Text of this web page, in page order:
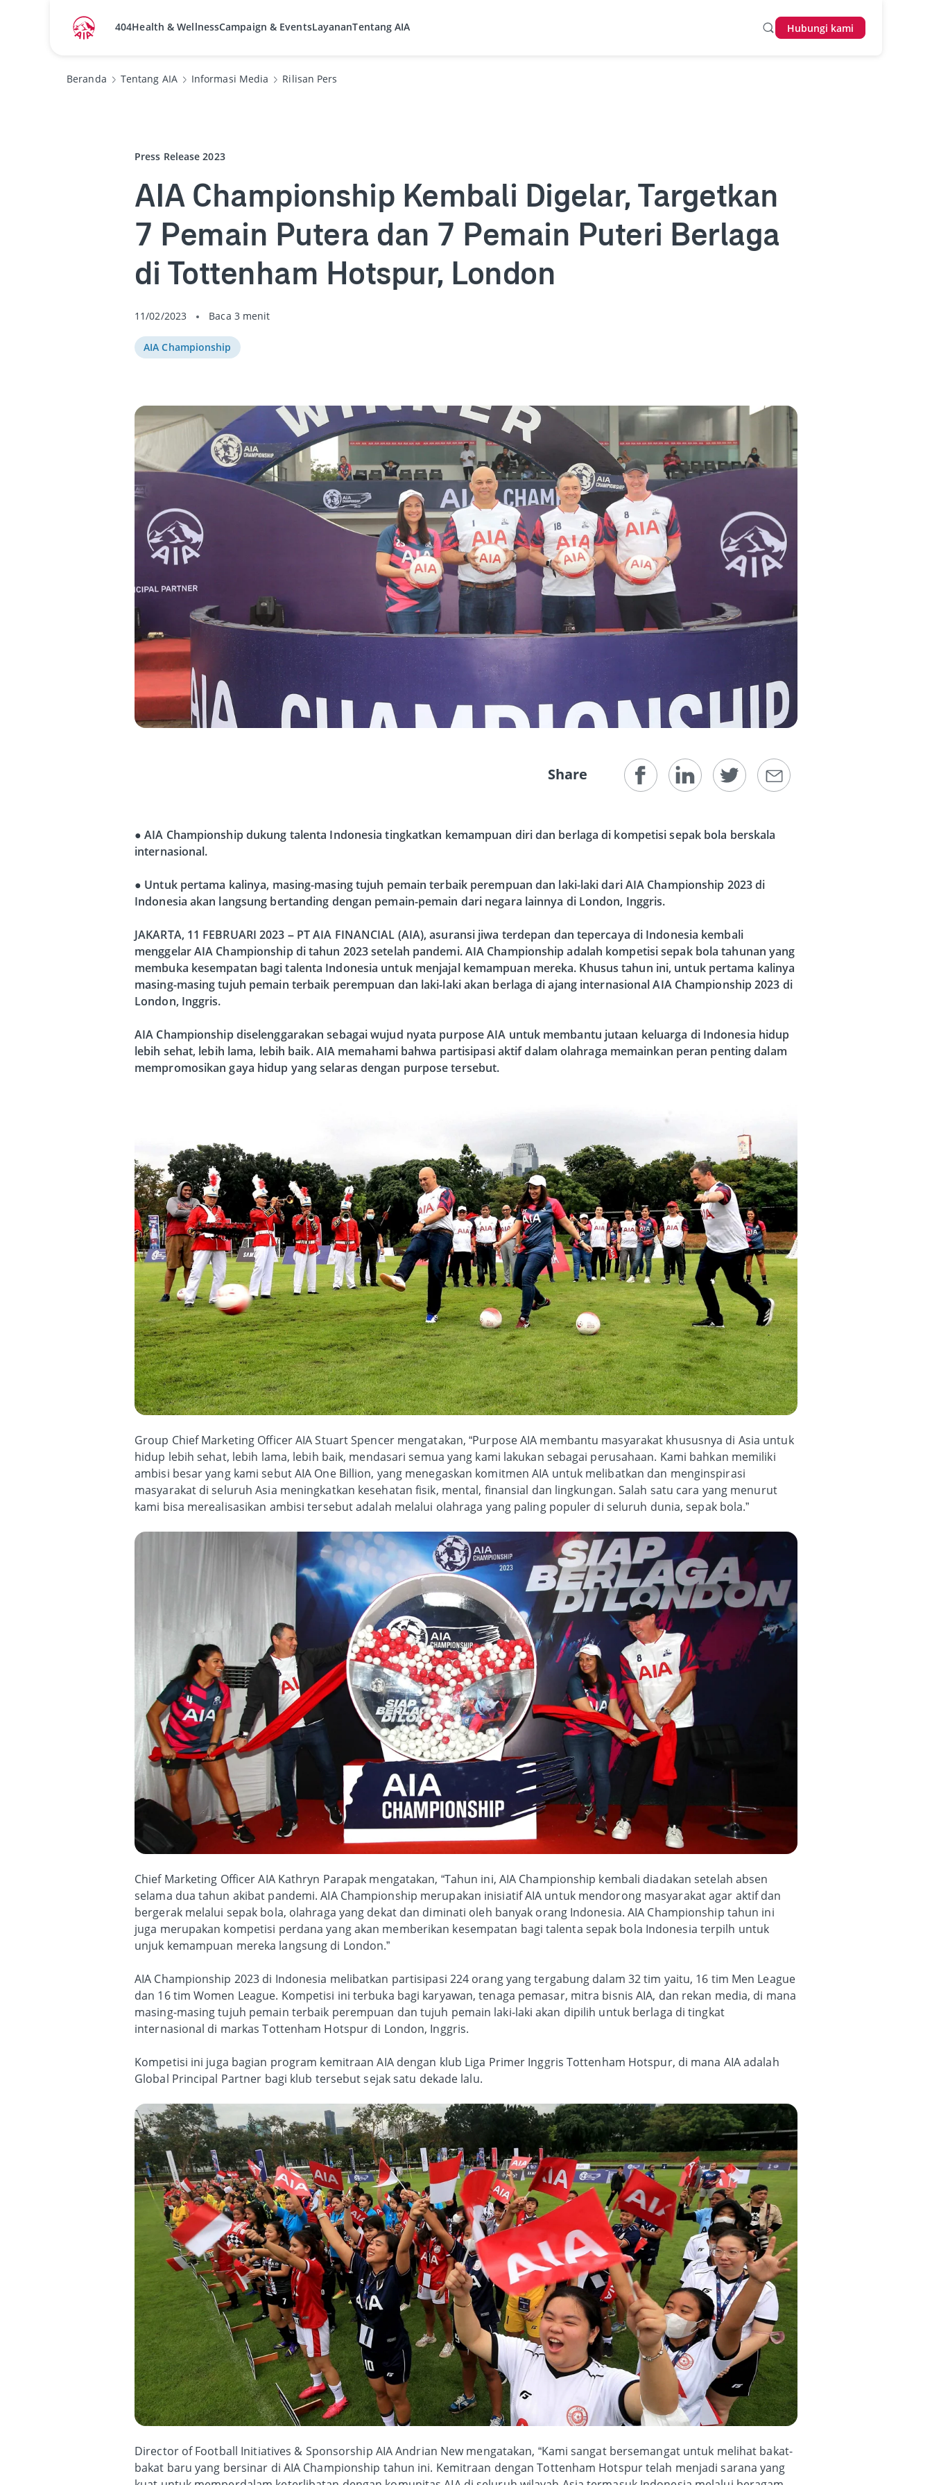
404Health & WellnessCampaign & EventsLayananTentang AIA Hubungi kami
Beranda Tentang AIA Informasi Media Rilisan Pers
Press Release 2023
AIA Championship Kembali Digelar, Targetkan
7 Pemain Putera dan 7 Pemain Puteri Berlaga
di Tottenham Hotspur, London
11/02/2023 Baca 3 menit
AIA Championship
Share
● AIA Championship dukung talenta Indonesia tingkatkan kemampuan diri dan berlaga di kompetisi sepak bola berskala
internasional.
● Untuk pertama kalinya, masing-masing tujuh pemain terbaik perempuan dan laki-laki dari AIA Championship 2023 di
Indonesia akan langsung bertanding dengan pemain-pemain dari negara lainnya di London, Inggris.
JAKARTA, 11 FEBRUARI 2023 – PT AIA FINANCIAL (AIA), asuransi jiwa terdepan dan tepercaya di Indonesia kembali
menggelar AIA Championship di tahun 2023 setelah pandemi. AIA Championship adalah kompetisi sepak bola tahunan yang
membuka kesempatan bagi talenta Indonesia untuk menjajal kemampuan mereka. Khusus tahun ini, untuk pertama kalinya
masing-masing tujuh pemain terbaik perempuan dan laki-laki akan berlaga di ajang internasional AIA Championship 2023 di
London, Inggris.
AIA Championship diselenggarakan sebagai wujud nyata purpose AIA untuk membantu jutaan keluarga di Indonesia hidup
lebih sehat, lebih lama, lebih baik. AIA memahami bahwa partisipasi aktif dalam olahraga memainkan peran penting dalam
mempromosikan gaya hidup yang selaras dengan purpose tersebut.
Group Chief Marketing Officer AIA Stuart Spencer mengatakan, “Purpose AIA membantu masyarakat khususnya di Asia untuk
hidup lebih sehat, lebih lama, lebih baik, mendasari semua yang kami lakukan sebagai perusahaan. Kami bahkan memiliki
ambisi besar yang kami sebut AIA One Billion, yang menegaskan komitmen AIA untuk melibatkan dan menginspirasi
masyarakat di seluruh Asia meningkatkan kesehatan fisik, mental, finansial dan lingkungan. Salah satu cara yang menurut
kami bisa merealisasikan ambisi tersebut adalah melalui olahraga yang paling populer di seluruh dunia, sepak bola.”
Chief Marketing Officer AIA Kathryn Parapak mengatakan, “Tahun ini, AIA Championship kembali diadakan setelah absen
selama dua tahun akibat pandemi. AIA Championship merupakan inisiatif AIA untuk mendorong masyarakat agar aktif dan
bergerak melalui sepak bola, olahraga yang dekat dan diminati oleh banyak orang Indonesia. AIA Championship tahun ini
juga merupakan kompetisi perdana yang akan memberikan kesempatan bagi talenta sepak bola Indonesia terpilh untuk
unjuk kemampuan mereka langsung di London.”
AIA Championship 2023 di Indonesia melibatkan partisipasi 224 orang yang tergabung dalam 32 tim yaitu, 16 tim Men League
dan 16 tim Women League. Kompetisi ini terbuka bagi karyawan, tenaga pemasar, mitra bisnis AIA, dan rekan media, di mana
masing-masing tujuh pemain terbaik perempuan dan tujuh pemain laki-laki akan dipilih untuk berlaga di tingkat
internasional di markas Tottenham Hotspur di London, Inggris.
Kompetisi ini juga bagian program kemitraan AIA dengan klub Liga Primer Inggris Tottenham Hotspur, di mana AIA adalah
Global Principal Partner bagi klub tersebut sejak satu dekade lalu.
Director of Football Initiatives & Sponsorship AIA Andrian New mengatakan, “Kami sangat bersemangat untuk melihat bakat-
bakat baru yang bersinar di AIA Championship tahun ini. Kemitraan dengan Tottenham Hotspur telah menjadi sarana yang